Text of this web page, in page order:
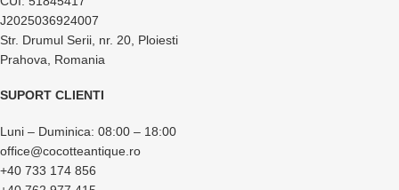
J2025036924007
Str. Drumul Serii, nr. 20, Ploiesti
Prahova, Romania
SUPORT CLIENTI
Luni – Duminica: 08:00 – 18:00
office@cocotteantique.ro
+40 733 174 856